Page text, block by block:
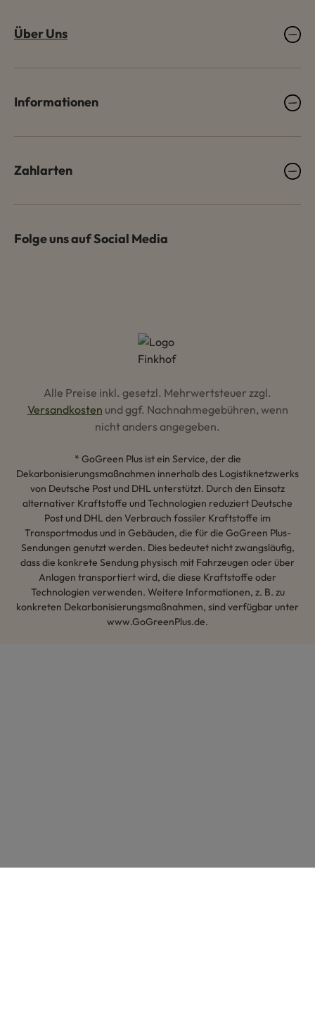
Über Uns
Informationen
Zahlarten
Folge uns auf Social Media
Alle Preise inkl. gesetzl. Mehrwertsteuer zzgl.
Versandkosten und ggf. Nachnahmegebühren, wenn
nicht anders angegeben.
* GoGreen Plus ist ein Service, der die
Dekarbonisierungsmaßnahmen innerhalb des Logistiknetzwerks
von Deutsche Post und DHL unterstützt. Durch den Einsatz
alternativer Kraftstoffe und Technologien reduziert Deutsche
Post und DHL den Verbrauch fossiler Kraftstoffe im
Transportmodus und in Gebäuden, die für die GoGreen Plus-
Sendungen genutzt werden. Dies bedeutet nicht zwangsläufig,
dass die konkrete Sendung physisch mit Fahrzeugen oder über
Anlagen transportiert wird, die diese Kraftstoffe oder
Technologien verwenden. Weitere Informationen, z. B. zu
konkreten Dekarbonisierungsmaßnahmen, sind verfügbar unter
www.GoGreenPlus.de.